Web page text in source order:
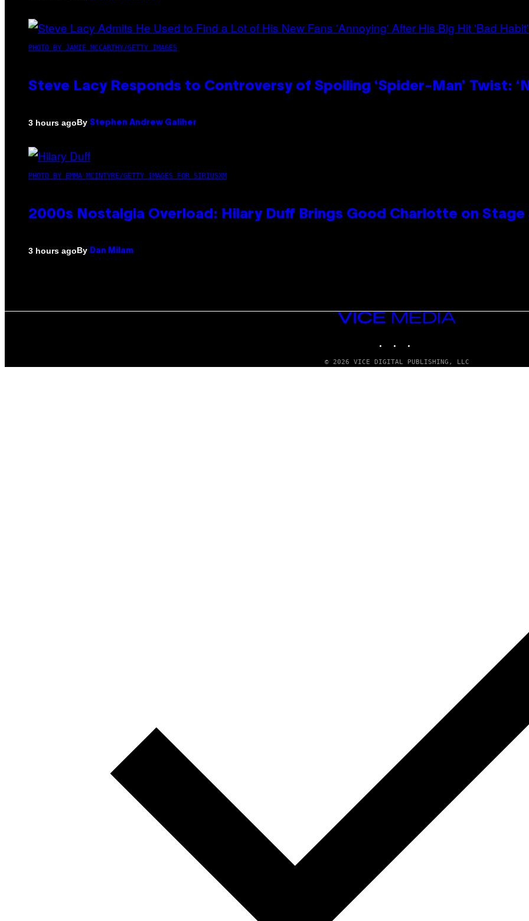
PHOTO BY JAMIE MCCARTHY/GETTY IMAGES
Steve Lacy Responds to Controversy of Spoiling ‘Spider-Man’ Twist:
3 hours agoBy Stephen Andrew Galiher
PHOTO BY EMMA MCINTYRE/GETTY IMAGES FOR SIRIUSXM
2000s Nostalgia Overload: Hilary Duff Brings Good Charlotte on Stage
3 hours agoBy Dan Milam
VICE
© 2026 VICE DIGITAL PUBLISHING, LLC